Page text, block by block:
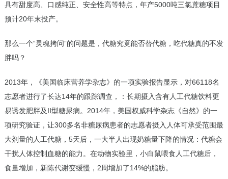
具有甜度高、口感纯正、安全性高等特点，年产5000吨三氯蔗糖项目
预计20年末投产。
那么一个“灵魂拷问”的问题是，代糖究竟能否替代糖，吃代糖真的不发
胖吗？
2013年，《美国临床营养学杂志》的一项实验报告显示，对66118名
志愿者进行了长达14年的跟踪调查，：长期摄入含有人工代糖饮料更
易诱发肥胖及II型糖尿病。2014年，美国权威科学杂志《自然》的一
项研究验证，让300多名非糖尿病患者的志愿者摄入人体可承受范围最
大剂量的人工代糖，5天后，一大半人出现奶糖量下降的情况：代糖会
干扰人体控制血糖的能力。在动物实验里，小白鼠喂食人工代糖后，
食量增加，新陈代谢变缓慢，2周增加了14%的脂肪。